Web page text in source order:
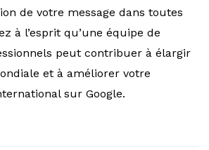
de votre message dans toutes
à l’esprit qu’une équipe de
peut contribuer à élargir
et à améliorer votre
sur Google.